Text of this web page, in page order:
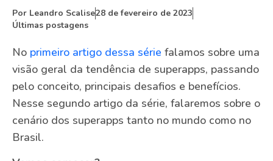
Por Leandro Scalise28 de fevereiro de 2023
Últimas postagens
No primeiro artigo dessa série falamos sobre uma
visão geral da tendência de superapps, passando
pelo conceito, principais desafios e benefícios.
Nesse segundo artigo da série, falaremos sobre o
cenário dos superapps tanto no mundo como no
Brasil.